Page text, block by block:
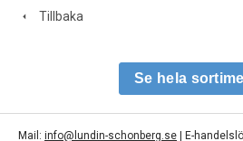
Tillbaka
Se hela
Mail: info@lundin-schonberg.se | E-